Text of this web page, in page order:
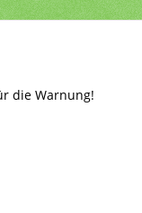
die Warnung!